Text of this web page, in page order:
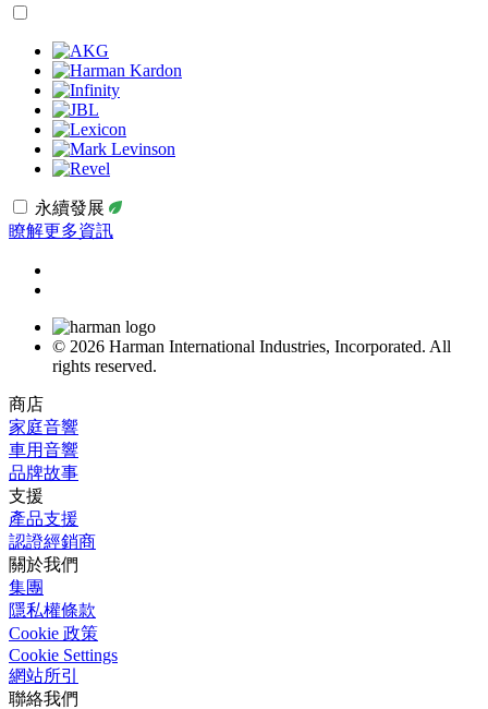
永續發展
瞭解更多資訊
© 2026 Harman International Industries, Incorporated. All
rights reserved.
商店
家庭音響
車用音響
品牌故事
支援
產品支援
認證經銷商
關於我們
集團
隱私權條款
Cookie 政策
Cookie Settings
網站所引
聯絡我們